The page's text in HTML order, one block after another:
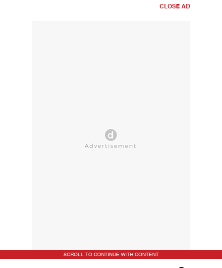
CLOSE AD
SCROLL TO CONTINUE WITH CONTENT